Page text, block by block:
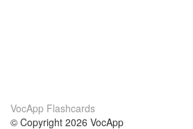
VocApp Flashcards
© Copyright 2026 VocApp